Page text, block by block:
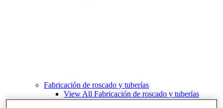
Fabricación de roscado y tuberías
View All Fabricación de roscado y tuberías
Roscado